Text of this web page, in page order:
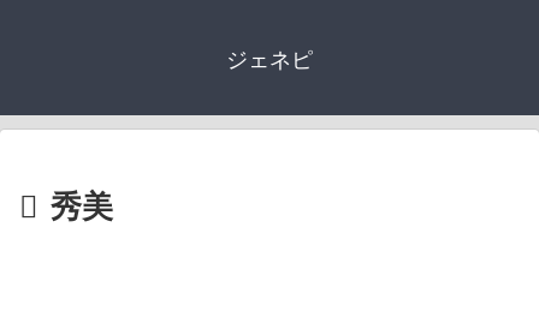
ジェネピ
秀美